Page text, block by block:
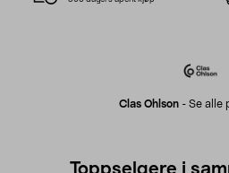
Clas Ohlson- Se alle
Toppselgere i